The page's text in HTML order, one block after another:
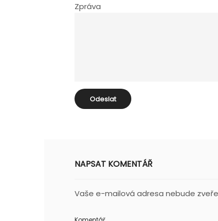
Zpráva
NAPSAT KOMENTÁŘ
Vaše e-mailová adresa nebude